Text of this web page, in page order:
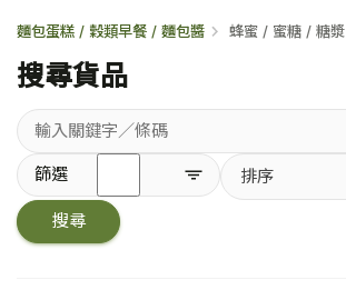
麵包蛋糕 / 穀類早餐 / 麵包醬 蜂蜜 / 蜜糖 / 糖漿
搜尋貨品
輸
入
關
鍵
字
篩選 排序
搜尋